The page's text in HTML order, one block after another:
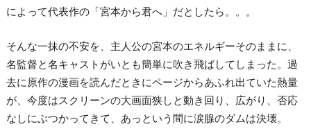
によって代表作の「宮本から君へ」だとしたら。。。
そんな一抹の不安を、主人公の宮本のエネルギーそのままに、
名監督と名キャストがいとも簡単に吹き飛ばしてしまった。過
去に原作の漫画を読んだときにページからあふれ出ていた熱量
が、今度はスクリーンの大画面狭しと動き回り、広がり、否応
なしにぶつかってきて、あっという間に涙腺のダムは決壊。